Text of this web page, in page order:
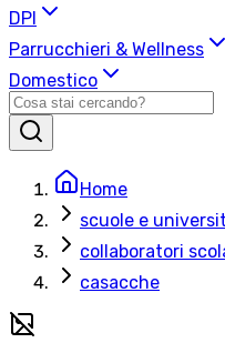
DPI
Parrucchieri & Wellness
Domestico
Home
scuole e
collaboratori
casacche